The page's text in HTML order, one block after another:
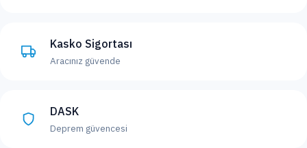
Kasko Sigortası
Aracınız güvende
DASK
Deprem güvencesi